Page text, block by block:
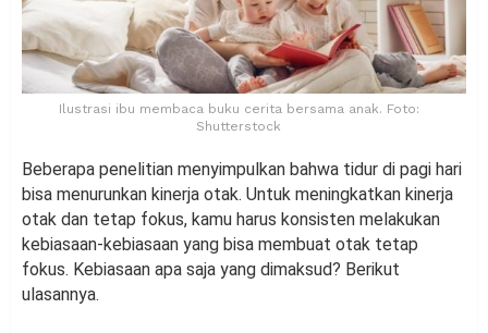
Ilustrasi ibu membaca buku cerita bersama anak. Foto:
Shutterstock
Beberapa penelitian menyimpulkan bahwa tidur di pagi hari
bisa menurunkan kinerja otak. Untuk meningkatkan kinerja
otak dan tetap fokus, kamu harus konsisten melakukan
kebiasaan-kebiasaan yang bisa membuat otak tetap
fokus. Kebiasaan apa saja yang dimaksud? Berikut
ulasannya.